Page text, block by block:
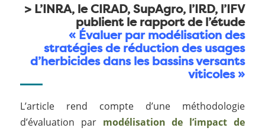
> L’INRA, le CIRAD, SupAgro, l’IRD, l’IFV
publient le rapport de l’étude
« Évaluer par modélisation des
stratégies de réduction des usages
d’herbicides dans les bassins versants
viticoles »
L’article rend compte d’une méthodologie
d’évaluation par modélisation de l’impact de